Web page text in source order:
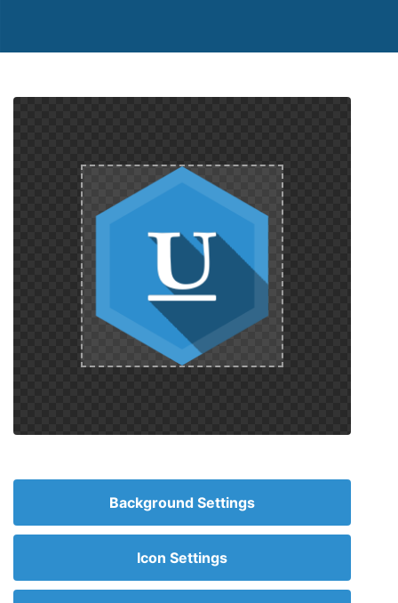
Background Settings
Icon Settings